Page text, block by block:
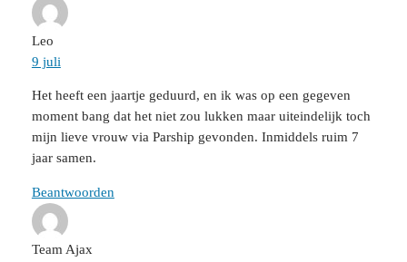
Leo
9 juli
Het heeft een jaartje geduurd, en ik was op een gegeven
moment bang dat het niet zou lukken maar uiteindelijk toch
mijn lieve vrouw via Parship gevonden. Inmiddels ruim 7
jaar samen.
Beantwoorden
Team Ajax